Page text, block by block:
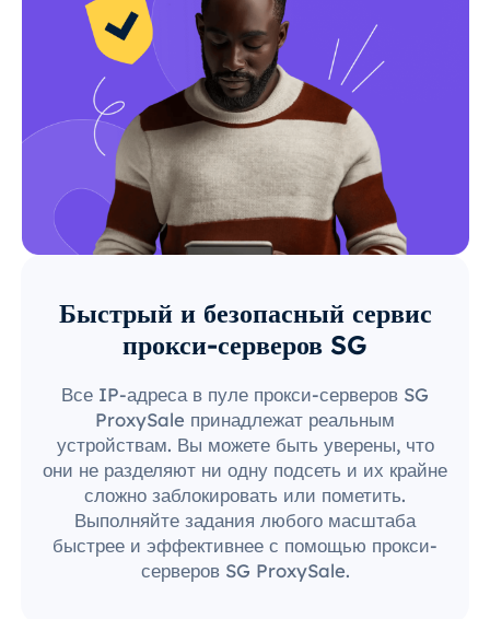
Быстрый и безопасный сервис
прокси-серверов SG
Все IP-адреса в пуле прокси-серверов SG
ProxySale принадлежат реальным
устройствам. Вы можете быть уверены, что
они не разделяют ни одну подсеть и их крайне
сложно заблокировать или пометить.
Выполняйте задания любого масштаба
быстрее и эффективнее с помощью прокси-
серверов SG ProxySale.